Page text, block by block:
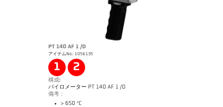
PT 140 AF 1 /D
アイテムNo.: 1056135
1 2
構成:
パイロメーター PT 140 AF 1 /D
備考：
> 650 °C